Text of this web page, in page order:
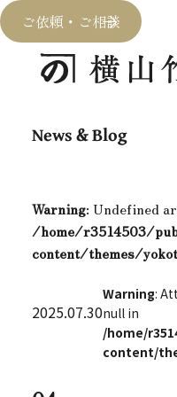
ご依頼・ご相談
News & Blog
Warning: Undefined
/home/r3514503/
content/themes/
2025.07.30
Warning:
null in
/home/
content/